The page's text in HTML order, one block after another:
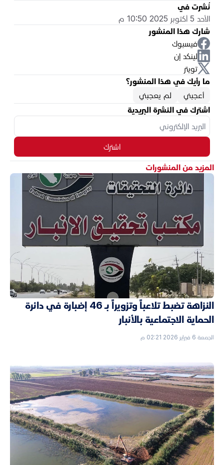
نُشرت في
الأحد 5 أكتوبر 2025 10:50 م
شارك هذا المنشور
فيسبوك
لينكد إن
تويتر
ما رأيك في هذا المنشور؟
أعجبني
لم يعجبني
اشترك في النشرة البريدية
اشترك
المزيد من المنشورات
النزاهة تضبط تلاعباً وتزويراً بـ 46 إضبارة في دائرة
الحماية الاجتماعية بالأنبار
الجمعة 6 فبراير 2026 02:21 م